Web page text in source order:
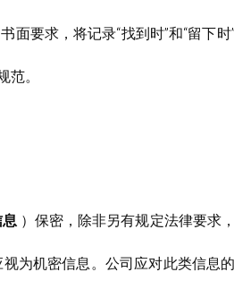
要求，将记录“找到时”和“留下时
。
）保密，除非另有规定法律要求
为机密信息。公司应对此类信息